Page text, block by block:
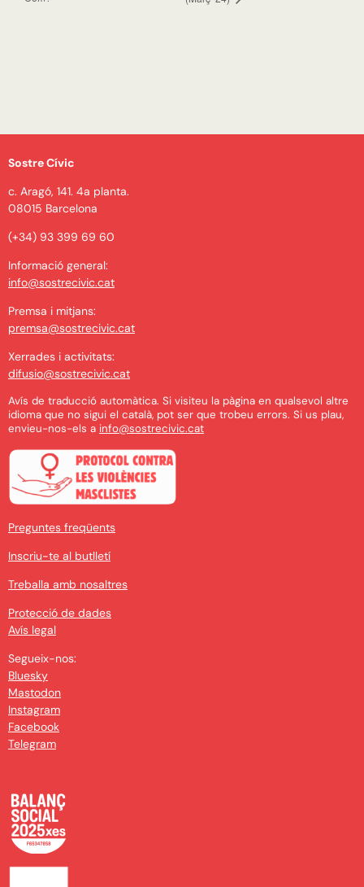
Sostre Cívic
c. Aragó, 141. 4a planta.
08015 Barcelona
(+34) 93 399 69 60
Informació general:
info@sostrecivic.cat
Premsa i mitjans:
premsa@sostrecivic.cat
Xerrades i activitats:
difusio@sostrecivic.cat
Avís de traducció automàtica. Si visiteu la pàgina en qualsevol altre
idioma que no sigui el català, pot ser que trobeu errors. Si us plau,
envieu-nos-els a info@sostrecivic.cat
Preguntes freqüents
Inscriu-te al butlletí
Treballa amb nosaltres
Protecció de dades
Avís legal
Segueix-nos:
Bluesky
Mastodon
Instagram
Facebook
Telegram